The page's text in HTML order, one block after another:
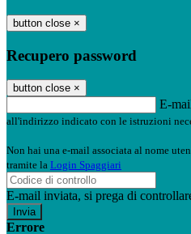
button close ×
Recupero password
button close ×
E-
all'indirizzo indicato con le istruzioni
Non hai una e-mail associata al nome
tramite la Login Spaggiari
E-mail inviata, si prega di
Errore